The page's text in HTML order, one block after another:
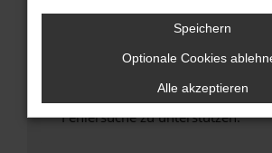
Wende dich an den
Wenn du alle oben genannten
hast, kontaktiere uns bitte. Wir
uns diesen Text schicken, um uns
Fehlersuche zu unterstützen:
Speichern
Optionale Cookies
Alle akzeptieren